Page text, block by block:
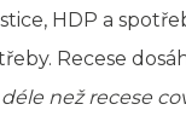
HDP a
Recese
než recese